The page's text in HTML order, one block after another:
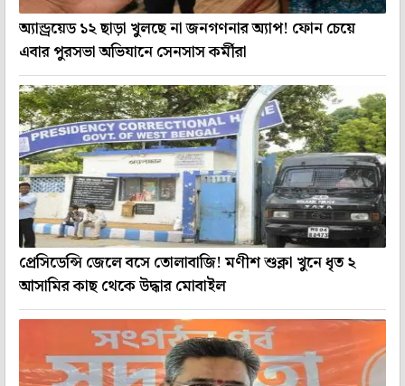
অ্যান্ড্রয়েড ১২ ছাড়া খুলছে না জনগণনার অ্যাপ! ফোন চেয়ে
এবার পুরসভা অভিযানে সেনসাস কর্মীরা
প্রেসিডেন্সি জেলে বসে তোলাবাজি! মণীশ শুক্লা খুনে ধৃত ২
আসামির কাছ থেকে উদ্ধার মোবাইল